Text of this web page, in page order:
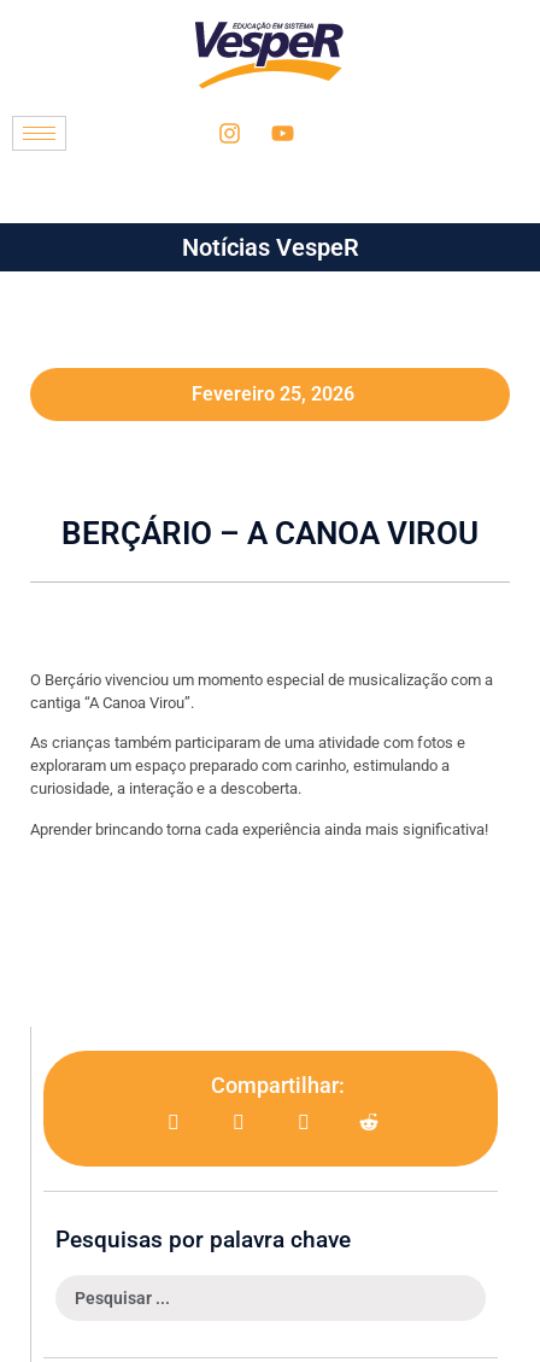
Notícias VespeR
Fevereiro 25, 2026
BERÇÁRIO – A CANOA VIROU
O Berçário vivenciou um momento especial de musicalização com a
cantiga “A Canoa Virou”.
As crianças também participaram de uma atividade com fotos e
exploraram um espaço preparado com carinho, estimulando a
curiosidade, a interação e a descoberta.
Aprender brincando torna cada experiência ainda mais significativa!
Compartilhar:
Pesquisas por palavra chave